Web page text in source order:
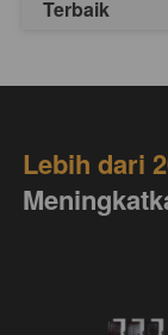
Terbaik
Lebih dari